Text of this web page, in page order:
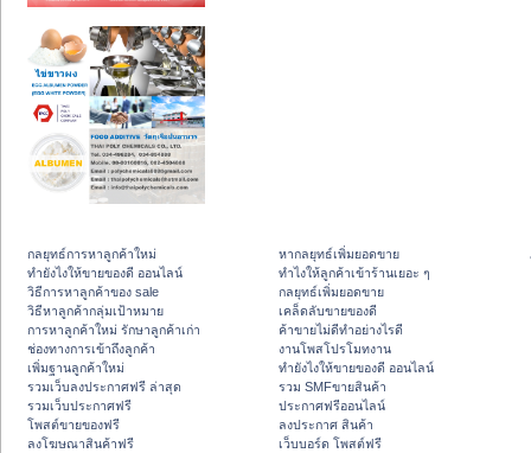
กลยุทธ์การหาลูกค้าใหม่
ทํายังไงให้ขายของดี ออนไลน์
วิธีการหาลูกค้าของ sale
วิธีหาลูกค้ากลุ่มเป้าหมาย
การหาลูกค้าใหม่ รักษาลูกค้าเก่า
ช่องทางการเข้าถึงลูกค้า
เพิ่มฐานลูกค้าใหม่
รวมเว็บลงประกาศฟรี ล่าสุด
รวมเว็บประกาศฟรี
โพสต์ขายของฟรี
ลงโฆษณาสินค้าฟรี
หากลยุทธ์เพิ่มยอดขาย
ทําไงให้ลูกค้าเข้าร้านเยอะ ๆ
กลยุทธ์เพิ่มยอดขาย
เคล็ดลับขายของดี
ค้าขายไม่ดีทำอย่างไรดี
งานโพสโปรโมทงาน
ทํายังไงให้ขายของดี ออนไลน์
รวม SMFขายสินค้า
ประกาศฟรีออนไลน์
ลงประกาศ สินค้า
เว็บบอร์ด โพสต์ฟรี